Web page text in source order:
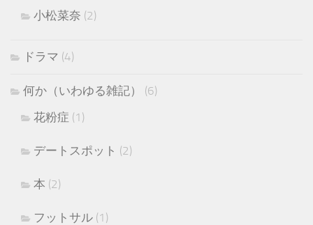
小松菜奈 (2)
ドラマ (4)
何か（いわゆる雑記）
(6)
花粉症 (1)
デートスポット (2)
本 (2)
フットサル (1)